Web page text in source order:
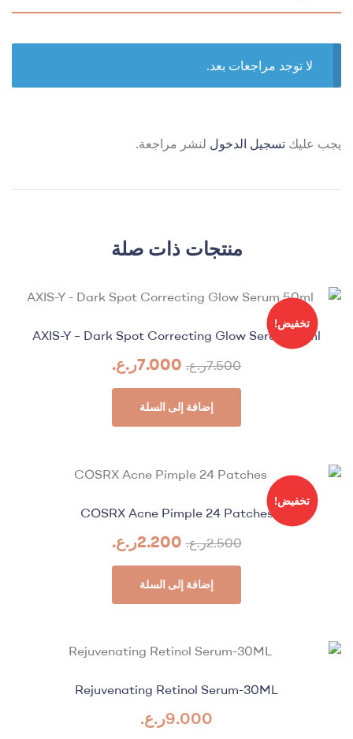
لا توجد مراجعات بعد.
يجب عليك تسجيل الدخول لنشر مراجعة.
منتجات ذات صلة
تخفيض!
AXIS-Y – Dark Spot Correcting Glow Serum 50ml
7.500ر.ع. 7.000ر.ع.
إضافة إلى السلة
تخفيض!
COSRX Acne Pimple 24 Patches
2.500ر.ع. 2.200ر.ع.
إضافة إلى السلة
Rejuvenating Retinol Serum-30ML
9.000ر.ع.